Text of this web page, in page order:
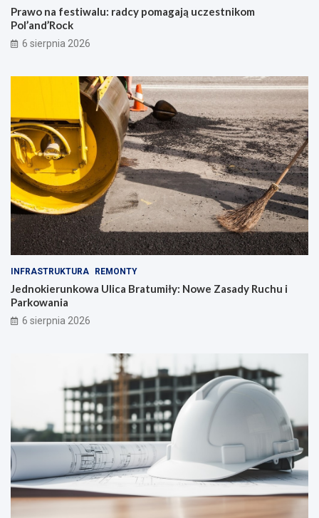
Prawo na festiwalu: radcy pomagają uczestnikom
Pol’and’Rock
6 sierpnia 2026
INFRASTRUKTURA REMONTY
Jednokierunkowa Ulica Bratumiły: Nowe Zasady Ruchu i
Parkowania
6 sierpnia 2026